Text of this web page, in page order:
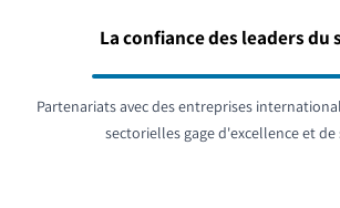
La confiance des leaders du
Partenariats avec des entreprises
sectorielles gage d'excellence et de